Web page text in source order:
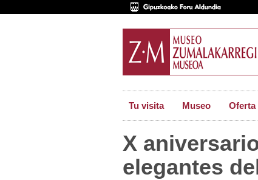
Tu visita Museo Oferta
X
elegantes